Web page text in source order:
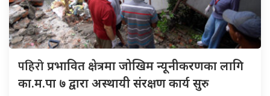
पहिरोप्रभावित क्षेत्रमा जोखिम न्यूनीकरणका लागि
का.म.पा ७ द्वारा अस्थायी संरक्षण कार्य सुरु